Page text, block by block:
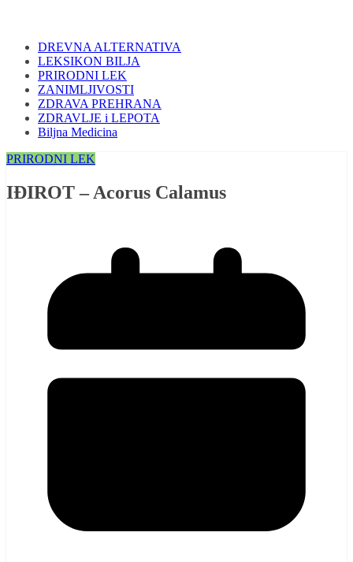
DREVNA ALTERNATIVA
LEKSIKON BILJA
PRIRODNI LEK
ZANIMLJIVOSTI
ZDRAVA PREHRANA
ZDRAVLJE i LEPOTA
Biljna Medicina
PRIRODNI LEK
IĐIROT – Acorus Calamus